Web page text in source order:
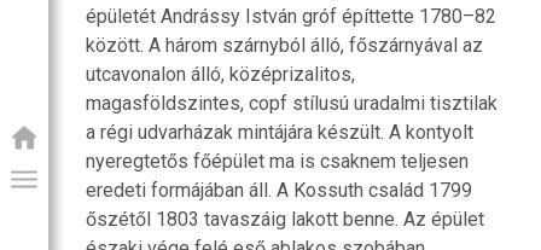
épületét Andrássy István gróf építtette 1780–82
között. A három szárnyból álló, főszárnyával az
utcavonalon álló, középrizalitos,
magasföldszintes, copf stílusú uradalmi tisztilak
a régi udvarházak mintájára készült. A kontyolt
nyeregtetős főépület ma is csaknem teljesen
eredeti formájában áll. A Kossuth család 1799
őszétől 1803 tavaszáig lakott benne. Az épület